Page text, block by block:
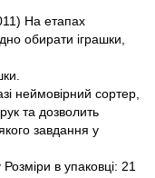
На етапах
обирати іграшки,
неймовірний сортер,
та дозволить
завдання у
в упаковці: 21